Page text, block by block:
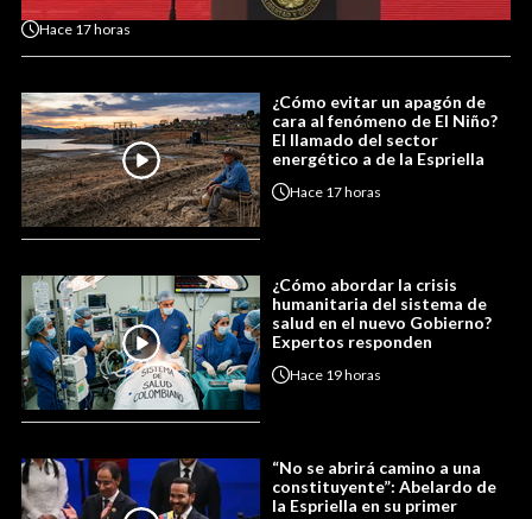
Hace 17 horas
¿Cómo evitar un apagón de
cara al fenómeno de El Niño?
El llamado del sector
energético a de la Espriella
Hace 17 horas
¿Cómo abordar la crisis
humanitaria del sistema de
salud en el nuevo Gobierno?
Expertos responden
Hace 19 horas
“No se abrirá camino a una
constituyente”: Abelardo de
la Espriella en su primer